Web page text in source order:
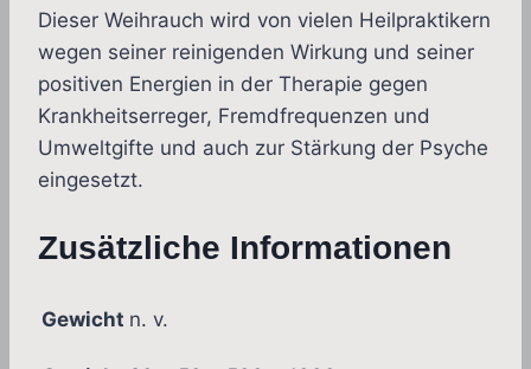
Dieser Weihrauch wird von vielen Heilpraktikern
wegen seiner reinigenden Wirkung und seiner
positiven Energien in der Therapie gegen
Krankheitserreger, Fremdfrequenzen und
Umweltgifte und auch zur Stärkung der Psyche
eingesetzt.
Zusätzliche Informationen
Gewicht n. v.